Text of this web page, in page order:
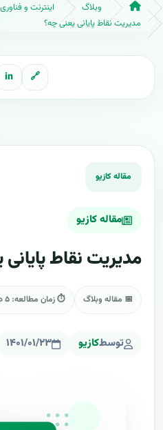
وبلاگ
اینترنت و فناوری
مدیریت نقاط پایانی یعنی چه؟
مقاله کازیو
مدیریت نقاط
📅 مقاله وبلاگ ⏱ زمان مطالعه: ۵ دقیقه
توسطکازیو ۱۴۰۱/۰۱/۲۳
🔗
in